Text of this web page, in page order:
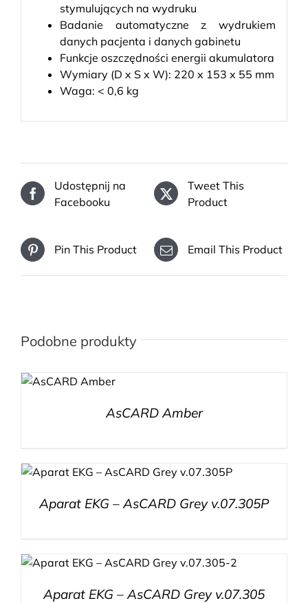
stymulujących na wydruku
Badanie automatyczne z wydrukiem
danych pacjenta i danych gabinetu
Funkcje oszczędności energii akumulatora
Wymiary (D x S x W): 220 x 153 x 55 mm
Waga: < 0,6 kg
Udostępnij na
Facebooku
Tweet This
Product
Pin This Product Email This Product
Podobne produkty
AsCARD Amber
Aparat EKG – AsCARD Grey v.07.305P
Aparat EKG – AsCARD Grey v.07.305